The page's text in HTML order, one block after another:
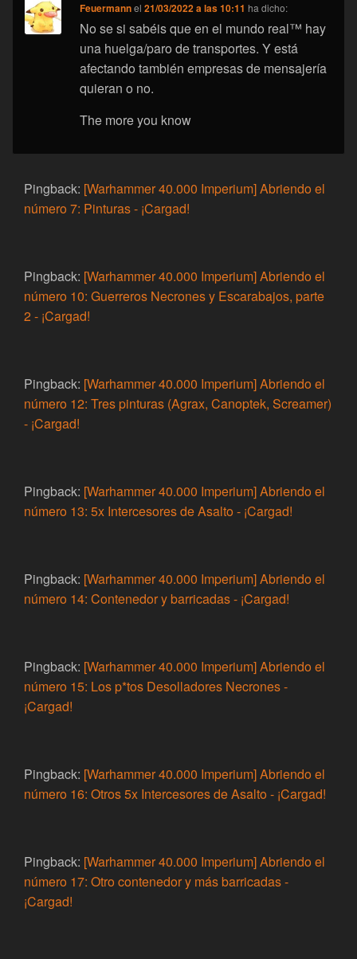
Feuermannel21/03/2022 a las 10:11 ha dicho:
No se si sabéis que en el mundo real™ hay
una huelga/paro de transportes. Y está
afectando también empresas de mensajería
quieran o no.
The more you know
Pingback: [Warhammer 40.000 Imperium] Abriendo el
número 7: Pinturas - ¡Cargad!
Pingback: [Warhammer 40.000 Imperium] Abriendo el
número 10: Guerreros Necrones y Escarabajos, parte
2 - ¡Cargad!
Pingback: [Warhammer 40.000 Imperium] Abriendo el
número 12: Tres pinturas (Agrax, Canoptek, Screamer)
- ¡Cargad!
Pingback: [Warhammer 40.000 Imperium] Abriendo el
número 13: 5x Intercesores de Asalto - ¡Cargad!
Pingback: [Warhammer 40.000 Imperium] Abriendo el
número 14: Contenedor y barricadas - ¡Cargad!
Pingback: [Warhammer 40.000 Imperium] Abriendo el
número 15: Los p*tos Desolladores Necrones -
¡Cargad!
Pingback: [Warhammer 40.000 Imperium] Abriendo el
número 16: Otros 5x Intercesores de Asalto - ¡Cargad!
Pingback: [Warhammer 40.000 Imperium] Abriendo el
número 17: Otro contenedor y más barricadas -
¡Cargad!